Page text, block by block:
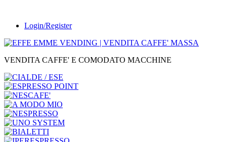
Login/Register
VENDITA CAFFE' E COMODATO MACCHINE